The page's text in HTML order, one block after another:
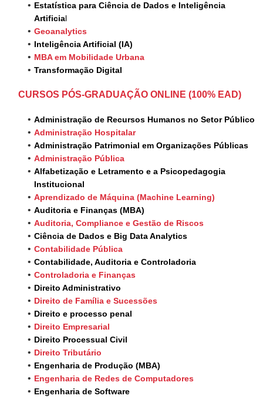
Estatística para Ciência de Dados e Inteligência
Artificial
Geoanalytics
Inteligênci a Artificial (IA)
MBA em Mobilidade Urbana
Transformação Digital
CURSOS PÓS-GRADUAÇÃO ONLINE (100% EAD)
Administração de Recursos Humanos no Setor Público
Administração Hospitalar
Administração Patrimonial em Organizações Públicas
Administração Pública
Alfabetização e Letramento e a Psicopedagogia
Institucional
Aprendizado de Máquina (Machine Learning)
Auditoria e Finanças (MBA)
Auditoria, Compliance e Gestão de Riscos
Ciência de Dados e Big Data Analytics
Contabilidade Pública
Contabilidade, Auditoria e Controladoria
Controladoria e Finanças
Direito Administrativo
Direito de Família e Sucessões
Direito e processo penal
Direito Empresarial
Direito Processual Civil
Direito Tributário
Engenharia de Produção (MBA)
Engenharia de Redes de Computadores
Engenharia de Software